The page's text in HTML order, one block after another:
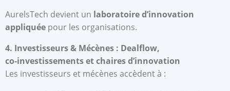
AurelsTech devient un laboratoire d’innovation
appliquée pour les organisations.
4. Investisseurs & Mécènes : Dealflow,
co‑investissements et chaires d’innovation
Les investisseurs et mécènes accèdent à :